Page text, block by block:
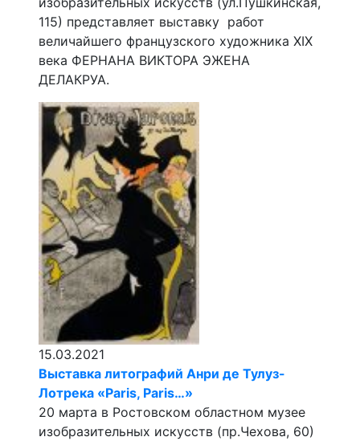
115) представляет выставку работ
величайшего французского художника XIX
века ФЕРНАНА ВИКТОРА ЭЖЕНА
ДЕЛАКРУА.
15.03.2021
Выставка литографий Анри де Тулуз-
Лотрека «Paris, Paris…»
20 марта в Ростовском областном музее
изобразительных искусств (пр.Чехова, 60)